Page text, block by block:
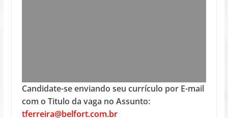
Candidate-se enviando seu currículo por E-mail
com o Titulo da vaga no Assunto:
tferreira@belfort.com.br